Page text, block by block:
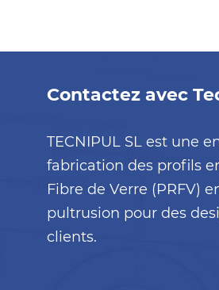
Contactez avec
TECNIPUL SL est une
fabrication des profils
Fibre de Verre (PRFV)
pultrusion pour des
clients.